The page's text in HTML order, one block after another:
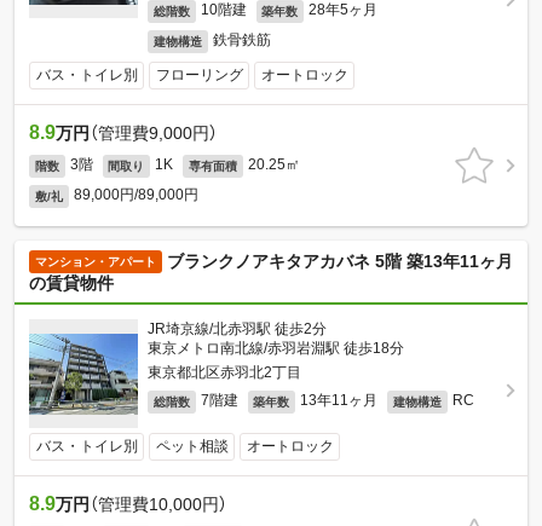
総階数 10階建 築年数 28年5ヶ月
建物構造 鉄骨鉄筋
バス・トイレ別 フローリング オートロック
8.9万円 （管理費9,000円）
階数 3階 間取り 1K 専有面積 20.25㎡
敷/礼 89,000円/89,000円
マンション・アパート
ブランクノアキタアカバネ 5階 築13年11ヶ月
の賃貸物件
JR埼京線/北赤羽駅 徒歩2分
東京メトロ南北線/赤羽岩淵駅 徒歩18分
東京都北区赤羽北2丁目
総階数 7階建 築年数 13年11ヶ月 建物構造 RC
バス・トイレ別 ペット相談 オートロック
8.9万円 （管理費10,000円）